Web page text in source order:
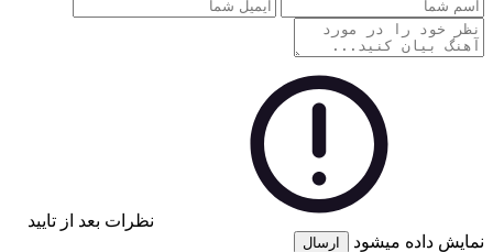
نظرات بعد از تایید
نمایش داده میشود
ارسال